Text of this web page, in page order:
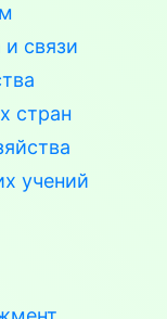
связи
стран
учений